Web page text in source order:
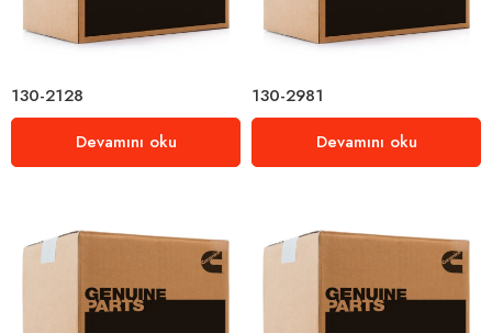
130-2128
Devamını oku
130-2981
Devamını oku